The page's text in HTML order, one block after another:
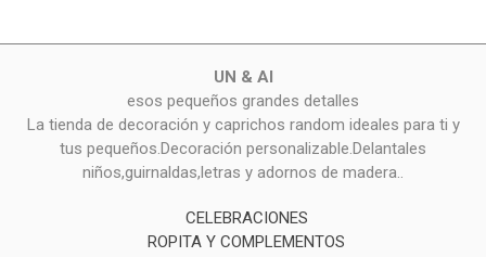
UN & AI
esos pequeños grandes detalles
La tienda de decoración y caprichos random ideales para ti y
tus pequeños.Decoración personalizable.Delantales
niños,guirnaldas,letras y adornos de madera..
CELEBRACIONES
ROPITA Y COMPLEMENTOS